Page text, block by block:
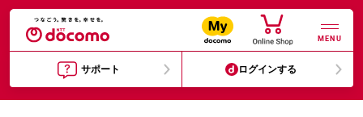
MENU
サポート ログインする